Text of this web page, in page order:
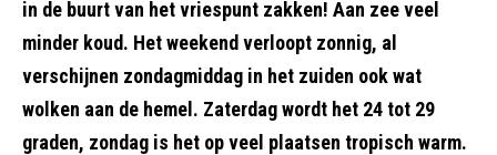
in de buurt van het vriespunt zakken! Aan zee veel
minder koud. Het weekend verloopt zonnig, al
verschijnen zondagmiddag in het zuiden ook wat
wolken aan de hemel. Zaterdag wordt het 24 tot 29
graden, zondag is het op veel plaatsen tropisch warm.